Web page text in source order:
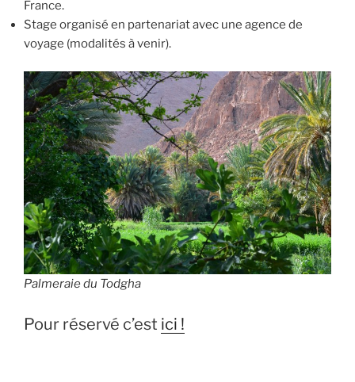
France.
Stage organisé en partenariat avec une agence de
voyage (modalités à venir).
Palmeraie du Todgha
Pour réservé c’est ici !